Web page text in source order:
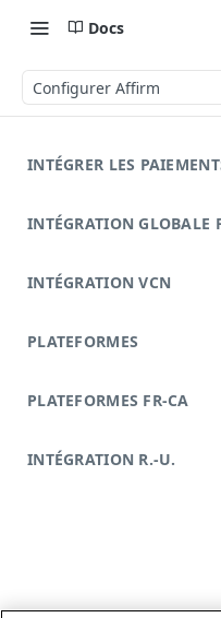
Docs
Configurer Affirm
INTÉGRER LES
INTÉGRATION GLOBALE
INTÉGRATION VCN
PLATEFORMES
PLATEFORMES FR-CA
INTÉGRATION R.-U.